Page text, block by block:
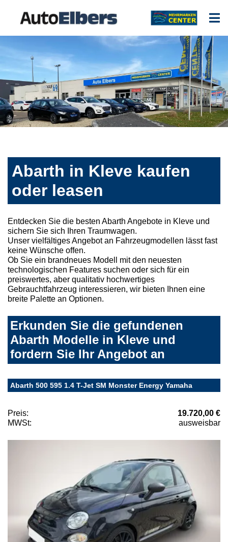
Abarth in Kleve kaufen
oder leasen
Entdecken Sie die besten Abarth Angebote in Kleve und
sichern Sie sich Ihren Traumwagen.
Unser vielfältiges Angebot an Fahrzeugmodellen lässt fast
keine Wünsche offen.
Ob Sie ein brandneues Modell mit den neuesten
technologischen Features suchen oder sich für ein
preiswertes, aber qualitativ hochwertiges
Gebrauchtfahrzeug interessieren, wir bieten Ihnen eine
breite Palette an Optionen.
Erkunden Sie die gefundenen
Abarth Modelle in Kleve und
fordern Sie Ihr Angebot an
Abarth 500 595 1.4 T-Jet SM Monster Energy Yamaha
Preis:
19.720,00 €
MWSt:
ausweisbar